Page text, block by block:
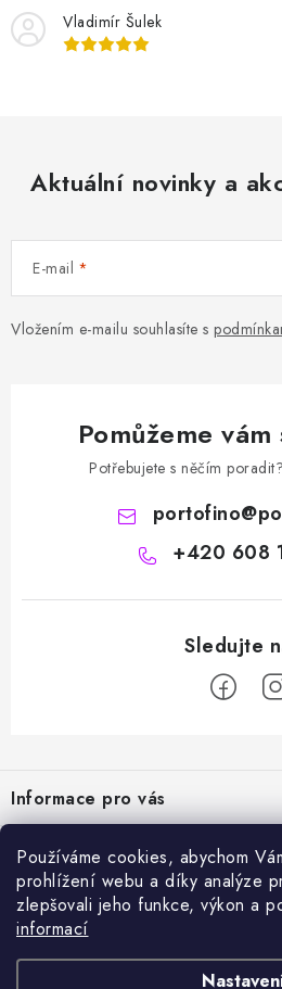
Používáme cookies, abychom
prohlížení webu a díky analýze
zlepšovali jeho funkce, výkon a
informací
Vladimír Šulek
Aktuální novinky a
E-mail
Vložením e-mailu souhlasíte s
Pomůžeme
Potřebujete s něčím
portofino@
+420 608
p
a
Informace pro vás
Jak nakupovat
O nás
Kontakty
Sortiment
Chemie a péče o vozidla
Příslušenství a ND k automyčkám
Nejprodávanější
Přijímáme online platby